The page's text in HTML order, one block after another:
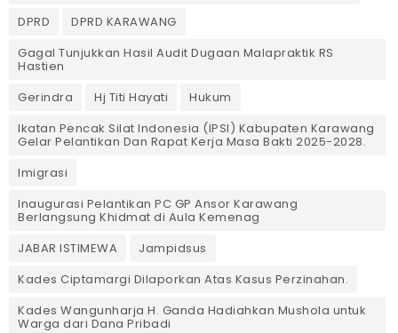
DPRD
DPRD KARAWANG
Gagal Tunjukkan Hasil Audit Dugaan Malapraktik RS
Hastien
Gerindra
Hj Titi Hayati
Hukum
Ikatan Pencak Silat Indonesia (IPSI) Kabupaten Karawang
Gelar Pelantikan Dan Rapat Kerja Masa Bakti 2025-2028.
Imigrasi
Inaugurasi Pelantikan PC GP Ansor Karawang
Berlangsung Khidmat di Aula Kemenag
JABAR ISTIMEWA
Jampidsus
Kades Ciptamargi Dilaporkan Atas Kasus Perzinahan.
Kades Wangunharja H. Ganda Hadiahkan Mushola untuk
Warga dari Dana Pribadi ‎